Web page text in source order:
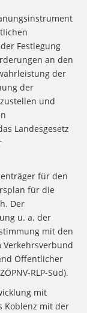
Festlegung
an den
der
der
und
Landesgesetz
für den
für die
Der
u. a. der
mit den
Öffentlicher
RLP-Süd).
mit
Koblenz mit der